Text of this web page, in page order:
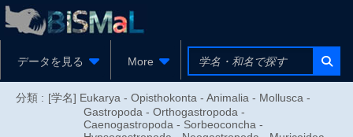
データを見る More
分類 : [学名] Eukarya - Opisthokonta - Animalia - Mollusca -
Gastropoda - Orthogastropoda -
Caenogastropoda - Sorbeoconcha -